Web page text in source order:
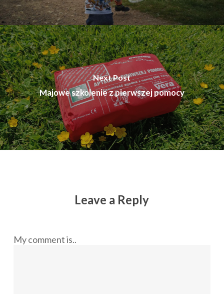
Next Post
Majowe szkolenie z pierwszej pomocy
Leave a Reply
My comment is..